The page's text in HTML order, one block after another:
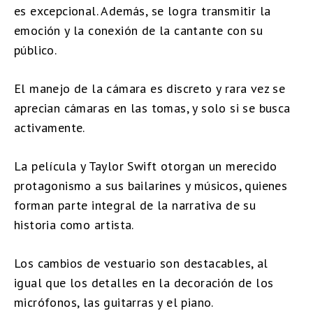
es excepcional. Además, se logra transmitir la
emoción y la conexión de la cantante con su
público.
El manejo de la cámara es discreto y rara vez se
aprecian cámaras en las tomas, y solo si se busca
activamente.
La película y Taylor Swift otorgan un merecido
protagonismo a sus bailarines y músicos, quienes
forman parte integral de la narrativa de su
historia como artista.
Los cambios de vestuario son destacables, al
igual que los detalles en la decoración de los
micrófonos, las guitarras y el piano.